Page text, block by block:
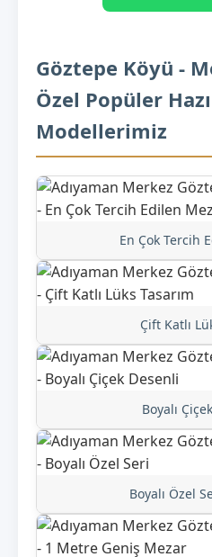
Göztepe Köyü -
Özel Popüler
Modellerimiz
En Çok Tercih
Çift Katlı
Boyalı
Boyalı Özel